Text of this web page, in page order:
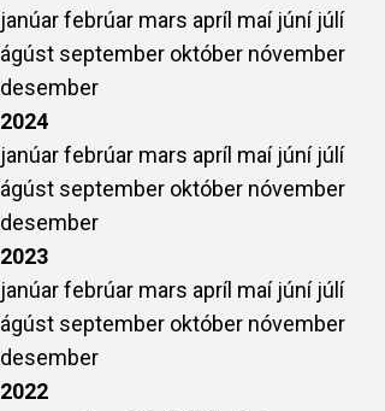
janúarfebrúar mars apríl maí júní júlí
ágúst september október nóvember
desember
2024
janúarfebrúar mars apríl maí júní júlí
ágúst september október nóvember
desember
2023
janúarfebrúar mars apríl maí júní júlí
ágúst september október nóvember
desember
2022